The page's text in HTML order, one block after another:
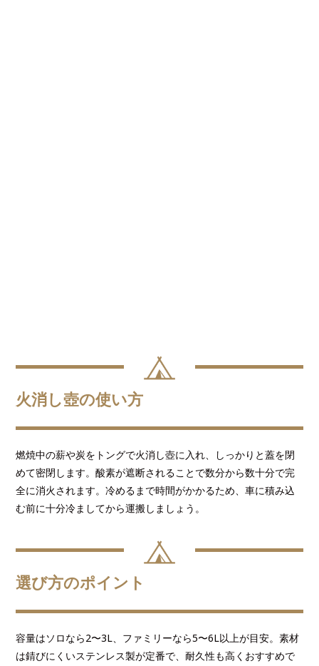
火消し壺の使い方
燃焼中の薪や炭をトングで火消し壺に入れ、しっかりと蓋を閉
めて密閉します。酸素が遮断されることで数分から数十分で完
全に消火されます。冷めるまで時間がかかるため、車に積み込
む前に十分冷ましてから運搬しましょう。
選び方のポイント
容量はソロなら2〜3L、ファミリーなら5〜6L以上が目安。素材
は錆びにくいステンレス製が定番で、耐久性も高くおすすめで